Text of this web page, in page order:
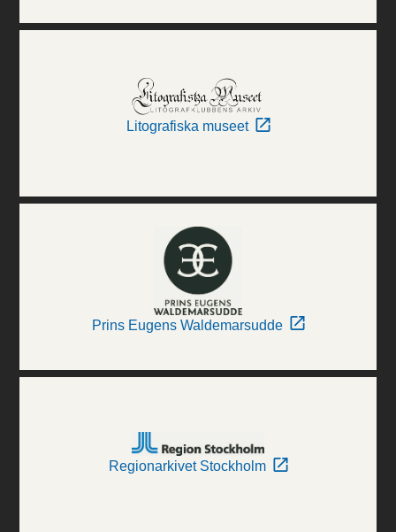
Litografiska museet
Prins Eugens Waldemarsudde
Regionarkivet Stockholm